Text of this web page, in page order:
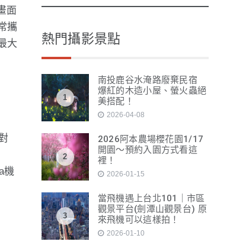
面
攜
大
機
熱門攝影景點
1
南投鹿谷水淹路廢棄民宿
爆紅的木造小屋、螢火蟲絕
美搭配！
2026-04-08
2
2026阿本農場櫻花園1/17
開園～預約入園方式看這
裡！
2026-01-15
3
當飛機遇上台北101｜市區
觀景平台(劍潭山觀景台) 原
來飛機可以這樣拍！
2026-01-10